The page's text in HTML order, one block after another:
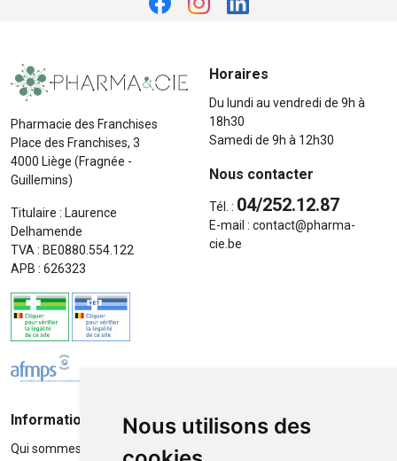
Nous utilisons des
Pharmacie des Franchises
Place des Franchises, 3
4000 Liège (Fragnée -
Guillemins)
Titulaire : Laurence
Delhamende
TVA : BE0880.554.122
APB : 626323
Horaires
Du lundi au vendredi de 9h à
18h30
Samedi de 9h à 12h30
Nous contacter
Tél. : 04/252.12.87
E-mail : contact@pharma-
cie.be
Informations
Qui sommes-nous ?
Moyens de paiement